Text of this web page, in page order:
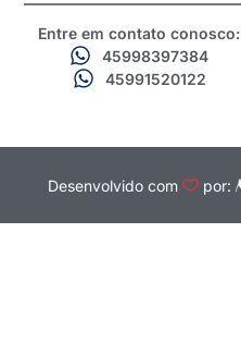
Entre em contato conosco:
45998397384
45991520122
Desenvolvido com por: